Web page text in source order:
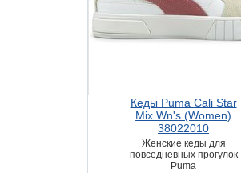
Кеды Puma Cali Star
Mix Wn's (Women)
38022010
Женские кеды для
повседневных прогулок
Puma